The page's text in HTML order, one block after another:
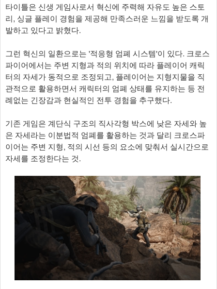
타이틀은 신생 게임사로서 혁신에 주력해 자유도 높은 스토
리, 싱글 플레이 경험을 제공해 만족스러운 느낌을 받도록 개
발하고 있다고 밝혔다.
그런 혁신의 일환으로는 '적응형 엄폐 시스템'이 있다. 크로스
파이어에서는 주변 지형과 적의 위치에 따라 플레이어 캐릭
터의 자세가 동적으로 조정되고, 플레이어는 지형지물을 직
관적으로 활용하면서 캐릭터의 엄폐 상태를 유지하는 등 전
례없는 긴장감과 현실적인 전투 경험을 추구했다.
기존 게임은 계단식 구조의 직사각형 박스에 낮은 자세와 높
은 자세라는 이분법적 엄폐를 활용하는 것과 달리 크로스파
이어는 주변 지형, 적의 시선 등의 요소에 맞춰서 실시간으로
자세를 조정한다는 것.